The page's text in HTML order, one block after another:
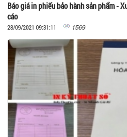
Báo giá in phiếu bảo hành sản phẩm -
cáo
28/09/2021 09:31:11 1569